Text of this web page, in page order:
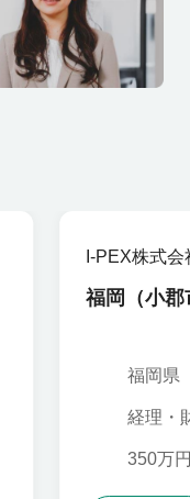
I-PEX株式会
福岡（小郡
福岡県
経理・
350万